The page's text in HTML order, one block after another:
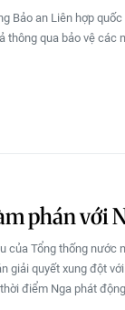
Bảo an Liên hợp
thông qua bảo vệ các
phán với
của Tổng thống nước
giải quyết xung đột
điểm Nga phát